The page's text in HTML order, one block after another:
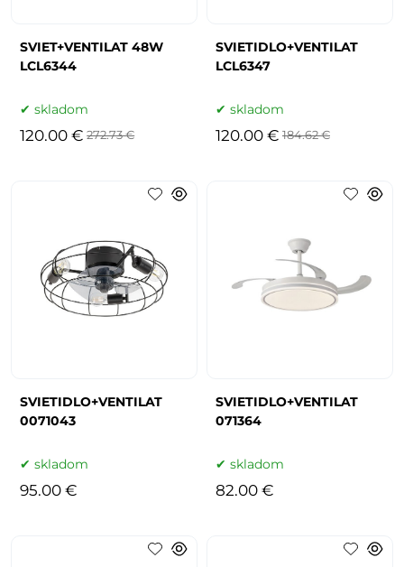
SVIET+VENTILAT 48W
LCL6344
skladom
120.00 € 272.73 €
SVIETIDLO+VENTILAT
LCL6347
skladom
120.00 € 184.62 €
SVIETIDLO+VENTILAT
0071043
skladom
95.00 €
SVIETIDLO+VENTILAT
071364
skladom
82.00 €